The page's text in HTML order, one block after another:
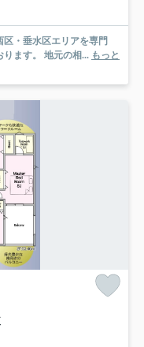
・垂水区エリアを専門
ます。 地元の相... もっと